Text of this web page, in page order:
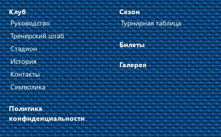
Клуб
Руководство
Тренерский штаб
Стадион
История
Контакты
Символика
Политика
конфиденциальности
Сезон
Турнирная таблица
Билеты
Галерея